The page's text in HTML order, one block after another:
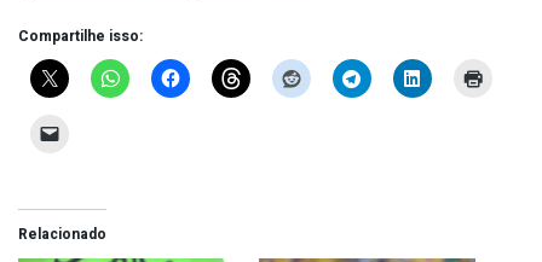
Compartilhe isso:
Relacionado